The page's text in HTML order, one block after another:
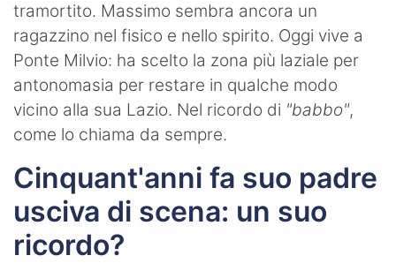
tramortito. Massimo sembra ancora un
ragazzino nel fisico e nello spirito. Oggi vive a
Ponte Milvio: ha scelto la zona più laziale per
antonomasia per restare in qualche modo
vicino alla sua Lazio. Nel ricordo di "babbo",
come lo chiama da sempre.
Cinquant'anni fa suo padre
usciva di scena: un suo
ricordo?